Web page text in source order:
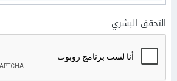
التحقق البشري